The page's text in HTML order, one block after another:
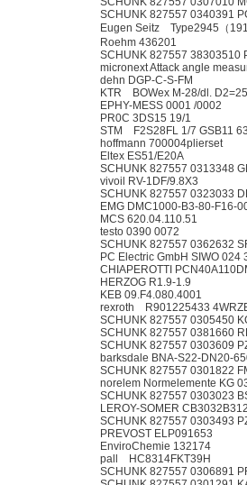
SCHUNK 827557 0340391
Eugen Seitz
Roehm 436201
SCHUNK 827557 38303510
micronext Attack angle
dehn DGP-C-S-FM
KTR BOWex M-28/dl.
EPHY-MESS 0001 /
PR0C 3DS15 19/1
STM
hoffmann
Eltex ES51/E20A
SCHUNK 827557 0313348
vivoil RV-1DF/9.8X3
SCHUNK 827557 0323033
EMG DMC1000-B3-80-
MCS 620.04.110.51
testo 0390 0072
SCHUNK 827557 0362632
PC Electric GmbH SIWO
CHIAPEROTTI
HERZOG R1.9-1.9
KEB 09.F4.080.4001
rexroth
SCHUNK 827557 0305450
SCHUNK 827557 0381660
SCHUNK 827557 0303609
barksdale BNA-S22-
SCHUNK 827557 0301822
norelem Normelemente
SCHUNK 827557 0303023
LEROY-SOMER
SCHUNK 827557 0303493
PREVOST ELP091653
EnviroChemie 132174
pall
SCHUNK 827557 0306891